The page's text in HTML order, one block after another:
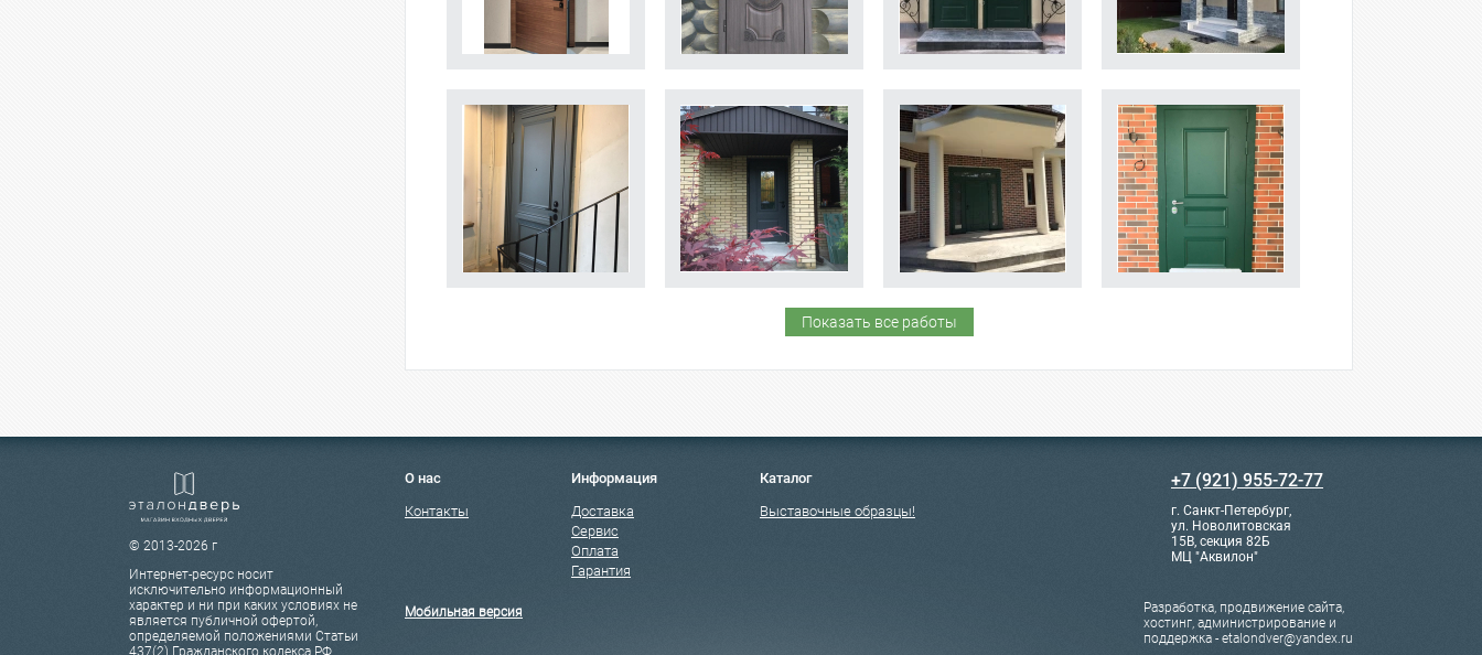
Показать все работы
© 2013-2026 г
Интернет-ресурс носит
исключительно информационный
характер и ни при каких условиях не
является публичной офертой,
определяемой положениями Статьи
437(2) Гражданского кодекса РФ.
О нас
Контакты
Информация
Доставка
Сервис
Оплата
Гарантия
Каталог
Выставочные образцы!
Мобильная версия
+7 (921) 955-72-77
г. Санкт-Петербург,
ул. Новолитовская
15В, секция 82Б
МЦ "Аквилон"
Разработка, продвижение сайта,
хостинг, администрирование и
поддержка - etalondver@yandex.ru